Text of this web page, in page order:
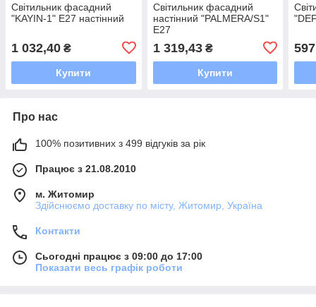
Світильник фасадний
"KAYIN-1" Е27 настінний
1 032,40 ₴
Купити
Світильник фасадний
настінний "PALMERA/S1"
Е27
1 319,43₴
Купити
Про нас
100% позитивних з 499 відгуків за рік
Працює з 21.08.2010
м. Житомир
Здійснюємо доставку по місту, Житомир, Україна
Контакти
Сьогодні працює з 09:00 до 17:00
Показати весь графік роботи